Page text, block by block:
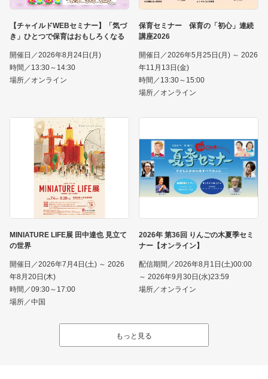
【チャイルドWEBセミナー】「気づ
き」ひとつで保育はおもしろくなる
開催日／2026年8月24日(月)
時間／13:30～14:30
場所／オンライン
保育セミナー 保育の「初心」連続
講座2026
開催日／2026年5月25日(月) ～ 2026
年11月13日(金)
時間／13:30～15:00
場所／オンライン
MINIATURE LIFE展 田中達也 見立て
の世界
開催日／2026年7月4日(土) ～ 2026
年8月20日(木)
時間／09:30～17:00
場所／中国
2026年 第36回 りんごの木夏季セミ
ナー【オンライン】
配信期間／2026年8月1日(土)00:00
～ 2026年9月30日(水)23:59
場所／オンライン
もっと見る